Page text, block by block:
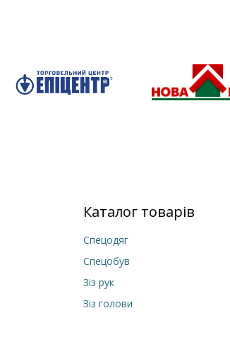
Каталог товарів
Спецодяг
Спецобув
Зіз рук
Зіз голови